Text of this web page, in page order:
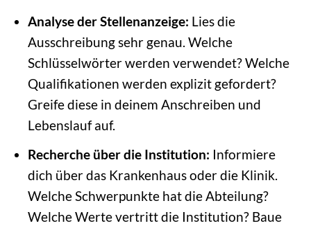
Analyse der Stellenanzeige: Lies die
Ausschreibung sehr genau. Welche
Schlüsselwörter werden verwendet? Welche
Qualifikationen werden explizit gefordert?
Greife diese in deinem Anschreiben und
Lebenslauf auf.
Recherche über die Institution: Informiere
dich über das Krankenhaus oder die Klinik.
Welche Schwerpunkte hat die Abteilung?
Welche Werte vertritt die Institution? Baue